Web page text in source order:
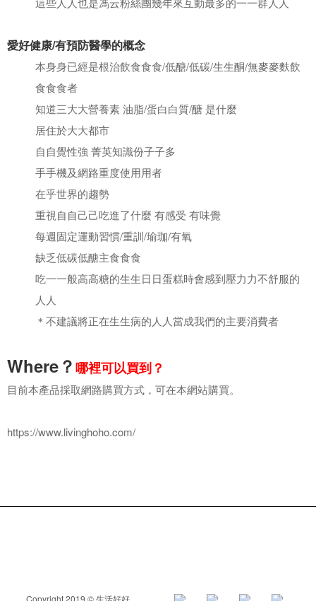
愛好健康/有預防醫學的概念
本⾝身已經是根治飲⻝⾷食/低醣/低碳/⽣生酮/無⿆麥麩飲
⻝⾷食者
知道三⼤大營養素 油脂/蛋⽩白質/醣 是什麼
居住於⼤大都市
⾃自覺性強 菁英知識份⼦子多
⼿手機及網路重度使⽤用者
在乎世界的趨勢
重視⾃自⼰己吃進了什麼 有感受 有味覺
每週固定運動習慣/重訓/瑜珈/有氧
缺乏低碳低醣主⻝⾷食
吃⼀一般⾼高糖的⽣生⽇日蛋糕時會感到壓⼒力不舒服的
⼈人
＊不建議將正在⽣生病的⼈人當成我們的主要消費者
Where？哪裡可以買到？
目前本產品採取網路購買方式，可在本網站購買。
https://www.livinghoho.com/
Copyright 2019 © 生活好好